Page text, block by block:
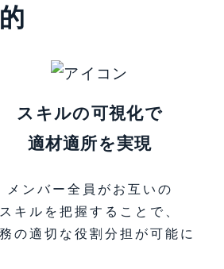
スキルの可視化で
適材適所を実現
メンバー全員がお互いの
スキルを把握することで、
の適切な役割分担が可能に